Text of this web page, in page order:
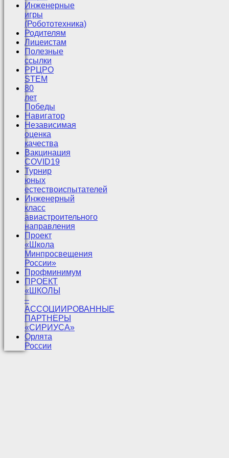
Инженерные
игры
(Робототехника)
Родителям
Лицеистам
Полезные
ссылки
РРЦРО
STEM
80
лет
Победы
Навигатор
Независимая
оценка
качества
Вакцинация
COVID19
Турнир
юных
естествоиспытателей
Инженерный
класс
авиастроительного
направления
Проект
«Школа
Минпросвещения
России»
Профминимум
ПРОЕКТ
«ШКОЛЫ
–
АССОЦИИРОВАННЫЕ
ПАРТНЕРЫ
«СИРИУСА»
Орлята
России